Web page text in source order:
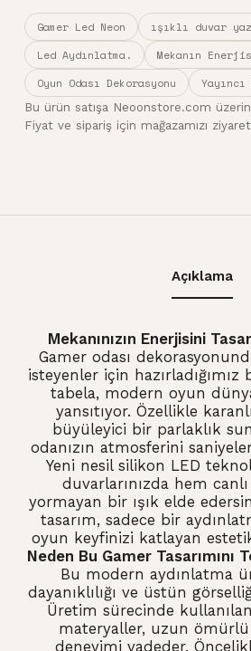
Gamer Led Neon
ışıklı duvar
Led Aydınlatma.
Mekanın
Oyun Odası Dekorasyonu
Bu ürün satışa Neoonstore.com
Fiyat ve sipariş için mağazamızı
Açıklama
Mekanınızın Enerjisini
Gamer odası
isteyenler için
tabela,modern oyun
yansıtıyor. Özellikle
büyüleyici bir parlaklık
odanızın atmosferini
Yeni nesil silikon LED
duvarlarınızda hem
yormayan bir ışık elde
tasarım, sadece bir
oyun keyfinizi katlayan
Neden Bu Gamer Tasarımını
Bu modern aydınlatma
dayanıklılığı ve üstün
Üretim sürecinde
materyaller, uzun
deneyimi vadeder.